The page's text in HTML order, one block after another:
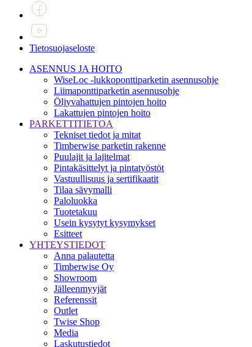
Tietosuojaseloste
ASENNUS JA HOITO
WiseLoc -lukkoponttiparketin asennusohje
Liimaponttiparketin asennusohje
Öljyvahattujen pintojen hoito
Lakattujen pintojen hoito
PARKETTITIETOA
Tekniset tiedot ja mitat
Timberwise parketin rakenne
Puulajit ja lajitelmat
Pintakäsittelyt ja pintatyöstöt
Vastuullisuus ja sertifikaatit
Tilaa sävymalli
Paloluokka
Tuotetakuu
Usein kysytyt kysymykset
Esitteet
YHTEYSTIEDOT
Anna palautetta
Timberwise Oy
Showroom
Jälleenmyyjät
Referenssit
Outlet
Twise Shop
Media
Laskutustiedot